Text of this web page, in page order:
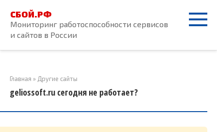
контенту
СБОЙ.РФ
Мониторинг работоспособности сервисов
и сайтов в России
Главная » Другие сайты
geliossoft.ru сегодня не работает?